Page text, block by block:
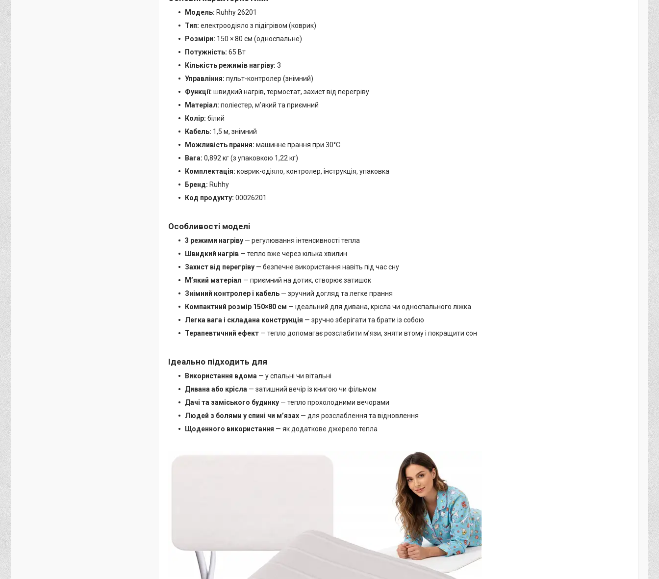
Модель: Ruhhy 26201
Тип: електроодіяло з підігрівом (коврик)
Розміри: 150 × 80 см (односпальне)
Потужність: 65 Вт
Кількість режимів нагріву: 3
Управління: пульт-контролер (знімний)
Функції: швидкий нагрів, термостат, захист від перегріву
Матеріал: поліестер, м’який та приємний
Колір: білий
Кабель: 1,5 м, знімний
Можливість прання: машинне прання при 30°C
Вага: 0,892 кг (з упаковкою 1,22 кг)
Комплектація: коврик-одіяло, контролер, інструкція, упаковка
Бренд: Ruhhy
Код продукту: 00026201
Особливості моделі
3 режими нагріву — регулювання інтенсивності тепла
Швидкий нагрів — тепло вже через кілька хвилин
Захист від перегріву — безпечне використання навіть під час сну
М’який матеріал — приємний на дотик, створює затишок
Знімний контролер і кабель — зручний догляд та легке прання
Компактний розмір 150×80 см — ідеальний для дивана, крісла чи односпального ліжка
Легка вага і складана конструкція — зручно зберігати та брати із собою
Терапевтичний ефект — тепло допомагає розслабити м’язи, зняти втому і покращити сон
Ідеально підходить для
Використання вдома — у спальні чи вітальні
Дивана або крісла — затишний вечір із книгою чи фільмом
Дачі та заміського будинку — тепло прохолодними вечорами
Людей з болями у спині чи м’язах — для розслаблення та відновлення
Щоденного використання — як додаткове джерело тепла